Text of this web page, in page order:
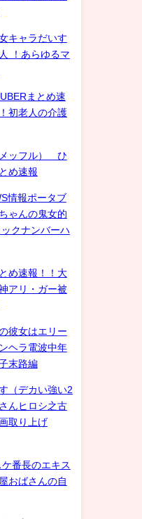
キャラだいす
！あらゆるマ
まとめ速
初老人の介護
メッフル） ひ
め速報
情報ポータブ
ゃんの鬼女的
クナンバーハ
め速報！！大
アリ・ガー被
彼女はエリー
ヘラ電波中年
末路編
（デカい強い2
んヒロシ之古
取り上げ
番長のエキス
おばさんの自